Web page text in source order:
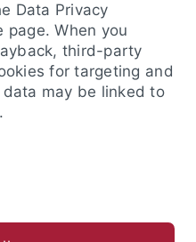
Data Privacy
When you
third-party
for targeting and
may be linked to